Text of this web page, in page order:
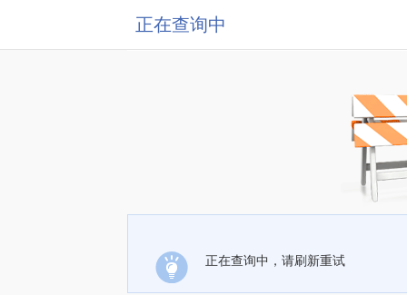
正在查询中
正在查询中，请刷新重试